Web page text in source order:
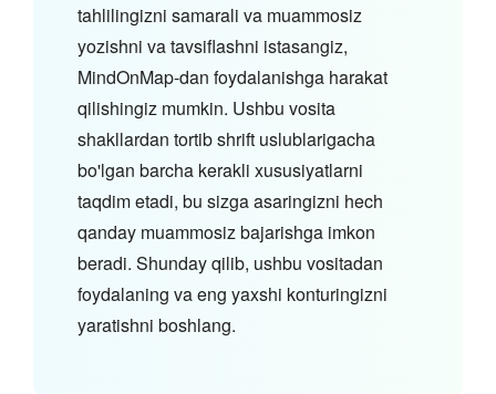
tahlilingizni samarali va muammosiz
yozishni va tavsiflashni istasangiz,
MindOnMap-dan foydalanishga harakat
qilishingiz mumkin. Ushbu vosita
shakllardan tortib shrift uslublarigacha
bo'lgan barcha kerakli xususiyatlarni
taqdim etadi, bu sizga asaringizni hech
qanday muammosiz bajarishga imkon
beradi. Shunday qilib, ushbu vositadan
foydalaning va eng yaxshi konturingizni
yaratishni boshlang.